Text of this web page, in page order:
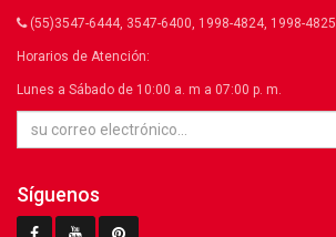
(55)3547-6444, 3547-6400, 1998-4824, 1998-4825
Horarios de Atención:
Lunes a Sábado de 10:00 a. m a 07:00 p. m.
Síguenos